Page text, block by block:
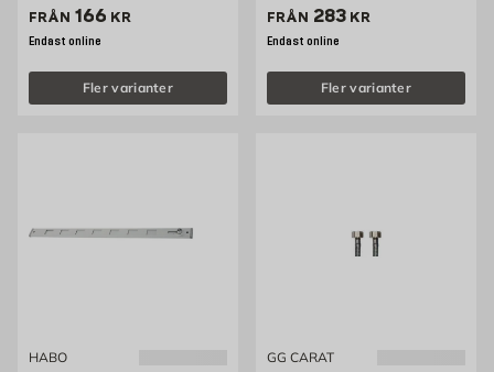
FRÅN Pris 166 kr
166 KR
Endast online
Fler varianter
FRÅN Pris 283 kr
283 KR
Endast online
Fler varianter
HABO GG CARAT